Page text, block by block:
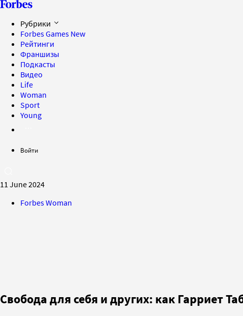
Рубрики
Forbes Games New
Рейтинги
Франшизы
Подкасты
Видео
Life
Woman
Sport
Young
Войти
11 June 2024
Forbes Woman
Свобода для себя и других: как Гарриет